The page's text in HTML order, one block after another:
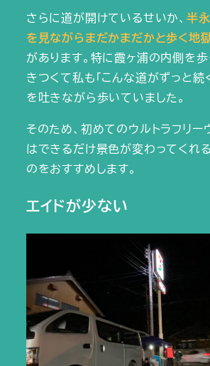
さらに道が開けているせいか、 半
を見ながらまだかまだかと歩く地
があります。特に霞ヶ浦の内側を
きつくて私も「こんな道がずっと続
を吐きながら歩いていました。
そのため、初めてのウルトラフリー
はできるだけ景色が変わってくれ
のをおすすめします。
エイドが少ない